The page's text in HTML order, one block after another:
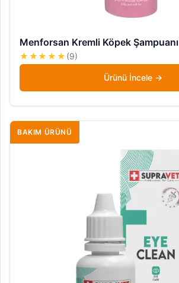
Menforsan Kremli Köpek Şampuanı
★★★★★ (9)
Ürünü İncele
BAKIM ÜRÜNÜ